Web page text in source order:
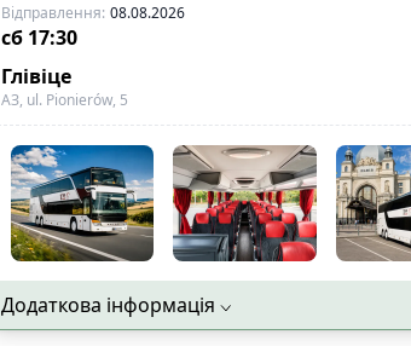
Відправлення: 08.08.2026
сб 17:30
Глівіце
АЗ, ul. Pionierów, 5
Додаткова інформація